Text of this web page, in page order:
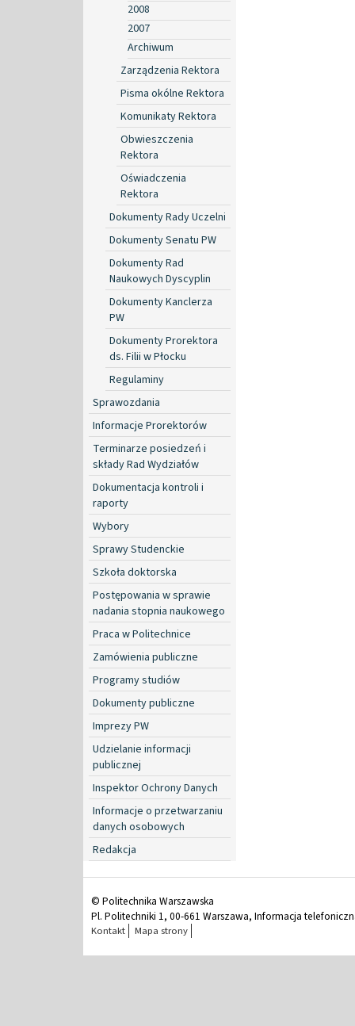
2008
2007
Archiwum
Zarządzenia Rektora
Pisma okólne Rektora
Komunikaty Rektora
Obwieszczenia
Rektora
Oświadczenia
Rektora
Dokumenty Rady Uczelni
Dokumenty Senatu PW
Dokumenty Rad
Naukowych Dyscyplin
Dokumenty Kanclerza
PW
Dokumenty Prorektora
ds. Filii w Płocku
Regulaminy
Sprawozdania
Informacje Prorektorów
Terminarze posiedzeń i
składy Rad Wydziałów
Dokumentacja kontroli i
raporty
Wybory
Sprawy Studenckie
Szkoła doktorska
Postępowania w sprawie
nadania stopnia naukowego
Praca w Politechnice
Zamówienia publiczne
Programy studiów
Dokumenty publiczne
Imprezy PW
Udzielanie informacji
publicznej
Inspektor Ochrony Danych
Informacje o przetwarzaniu
danych osobowych
Redakcja
© Politechnika Warszawska
Pl. Politechniki 1, 00-661 Warszawa, Informacja
Kontakt Mapa strony